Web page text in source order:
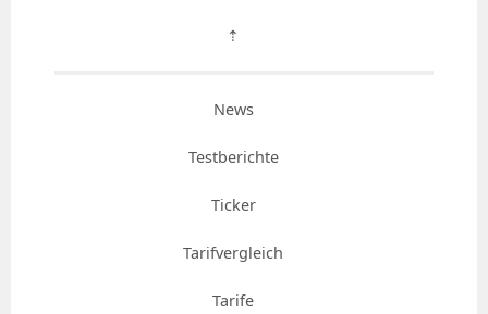
⇡
News
Testberichte
Ticker
Tarifvergleich
Tarife